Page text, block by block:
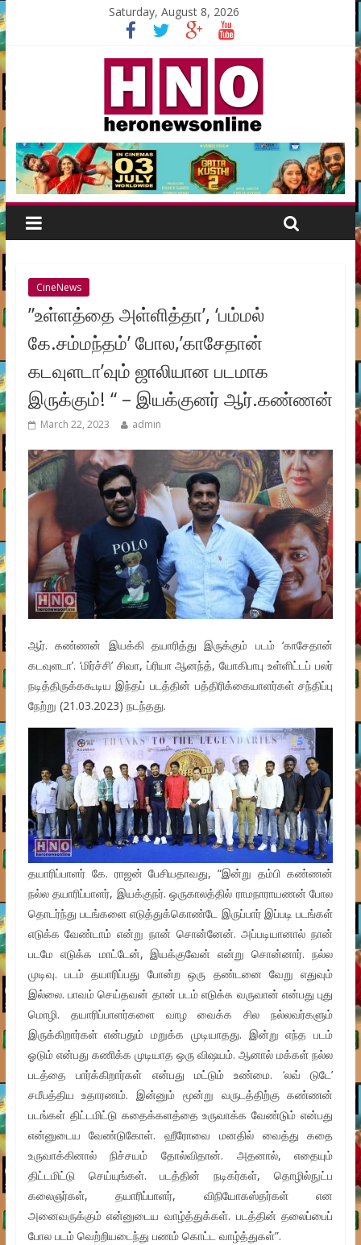
Saturday, August 8, 2026
CineNews
”உள்ளத்தை அள்ளித்தா’, ‘பம்மல்
கே.சம்மந்தம்’ போல,’காசேதான்
கடவுளடா’வும் ஜாலியான படமாக
இருக்கும்! “ – இயக்குனர் ஆர்.கண்ணன்
March 22, 2023 admin
ஆர். கண்ணன் இயக்கி தயாரித்து இருக்கும் படம் ‘காசேதான்
கடவுளடா’. ‘மிர்ச்சி’ சிவா, ப்ரியா ஆனந்த், யோகிபாபு உள்ளிட்டப் பலர்
நடித்திருக்ககூடிய இந்தப் படத்தின் பத்திரிக்கையாளர்கள் சந்திப்பு
நேற்று (21.03.2023) நடந்தது.
தயாரிப்பாளர் கே. ராஜன் பேசியதாவது, “இன்று தம்பி கண்ணன்
நல்ல தயாரிப்பாளர், இயக்குநர். ஒருகாலத்தில் ராமநாராயணன் போல
தொடர்ந்து படங்களை எடுத்துக்கொண்டே இருப்பார் இப்படி படங்கள்
எடுக்க வேண்டாம் என்று நான் சொன்னேன். அப்படியானால் நான்
படமே எடுக்க மாட்டேன், இயக்குவேன் என்று சொன்னார். நல்ல
முடிவு. படம் தயாரிப்பது போன்ற ஒரு தண்டனை வேறு எதுவும்
இல்லை. பாவம் செய்தவன் தான் படம் எடுக்க வருவான் என்பது புது
மொழி. தயாரிப்பாளர்களை வாழ வைக்க சில நல்லவர்களும்
இருக்கிறார்கள் என்பதும் மறுக்க முடியாதது. இன்று எந்த படம்
ஓடும் என்பது கணிக்க முடியாத ஒரு விஷயம். ஆனால் மக்கள் நல்ல
படத்தை பார்க்கிறார்கள் என்பது மட்டும் உண்மை. ‘லவ் டுடே’
சமீபத்திய உதாரணம். இன்னும் மூன்று வருடத்திற்கு கண்ணன்
படங்கள் திட்டமிட்டு கதைக்களத்தை உருவாக்க வேண்டும் என்பது
என்னுடைய வேண்டுகோள். ஹீரோவை மனதில் வைத்து கதை
உருவாக்கினால் நிச்சயம் தோல்விதான். அதனால், எதையும்
திட்டமிட்டு செய்யுங்கள். படத்தின் நடிகர்கள், தொழில்நுட்ப
கலைஞர்கள், தயாரிப்பாளர், விநியோகஸ்தர்கள் என
அனைவருக்கும் என்னுடைய வாழ்த்துக்கள். படத்தின் தலைப்பைப்
போல படம் வெற்றியடைந்து பணம் கொட்ட வாழ்த்துகள்”.